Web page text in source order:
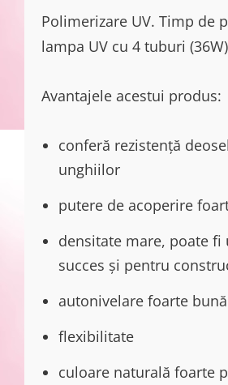
Polimerizare UV. Timp de
lampa UV cu 4 tuburi
Avantajele acestui produs:
conferă rezistență
unghiilor
putere de acoperire
densitate mare, poate fi
succes și pentru
autonivelare foarte bună
flexibilitate
culoare naturală foarte